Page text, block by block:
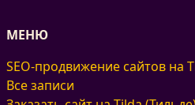
МЕНЮ
SEO-продвижение сайтов на
Все записи